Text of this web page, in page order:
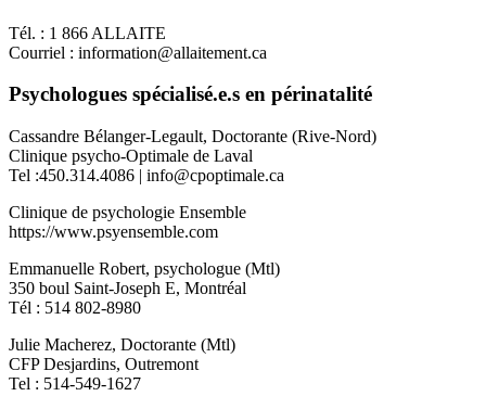
Tél. : 1 866 ALLAITE
Courriel : information@allaitement.ca
Psychologues spécialisé.e.s en périnatalité
Cassandre Bélanger-Legault, Doctorante (Rive-Nord)
Clinique psycho-Optimale de Laval
Tel :450.314.4086 | info@cpoptimale.ca
Clinique de psychologie Ensemble
https://www.psyensemble.com
Emmanuelle Robert, psychologue (Mtl)
350 boul Saint-Joseph E, Montréal
Tél : 514 802-8980
Julie Macherez, Doctorante (Mtl)
CFP Desjardins, Outremont
Tel : 514-549-1627